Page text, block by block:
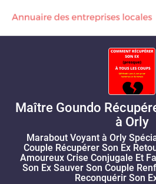
Maître Goundo
à Orly
Marabout Voyant à Orly
Couple Récupérer Son Ex
Amoureux Crise Conjugale Et
Son Ex Sauver Son Couple
Reconquérir Son